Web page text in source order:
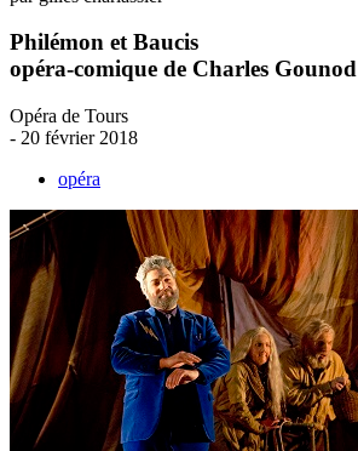
Philémon et Baucis
opéra-comique de Charles Gounod
Opéra de Tours
- 20 février 2018
opéra